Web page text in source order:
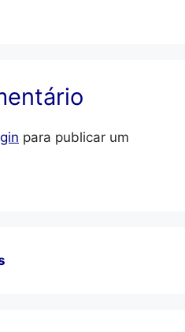
para publicar um